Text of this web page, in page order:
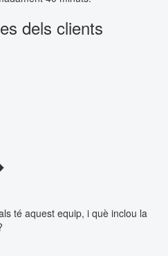
dels clients
té aquest equip, i què inclou la